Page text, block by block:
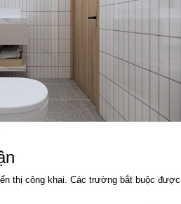
thị công khai. Các trường bắt buộc được